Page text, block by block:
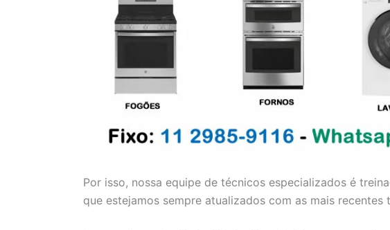
Por isso, nossa equipe de técnicos especializados é
que estejamos sempre atualizados com as mais